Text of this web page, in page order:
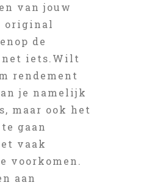
van jouw
original
de
net iets.Wilt
rendement
je namelijk
maar ook het
gaan
vaak
voorkomen.
aan